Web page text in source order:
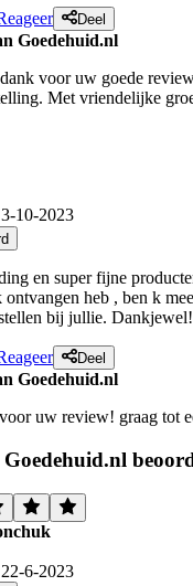
Deel
Goedehuid.nl
voor uw goede
Met vriendelijke
3-10-2023
en super fijne
ontvangen heb , ben k
bij jullie.
Deel
Goedehuid.nl
uw review! graag tot
22-6-2023